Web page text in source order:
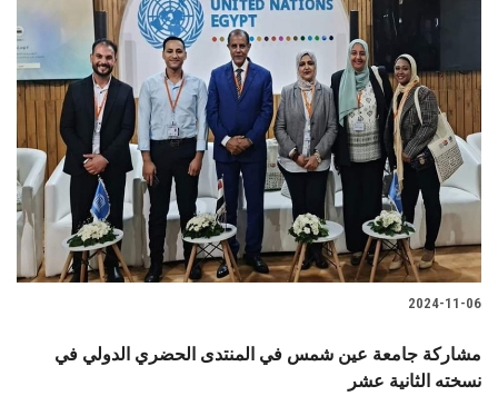
2024-11-06
مشاركة جامعة عين شمس في المنتدى الحضري الدولي في
نسخته الثانية عشر